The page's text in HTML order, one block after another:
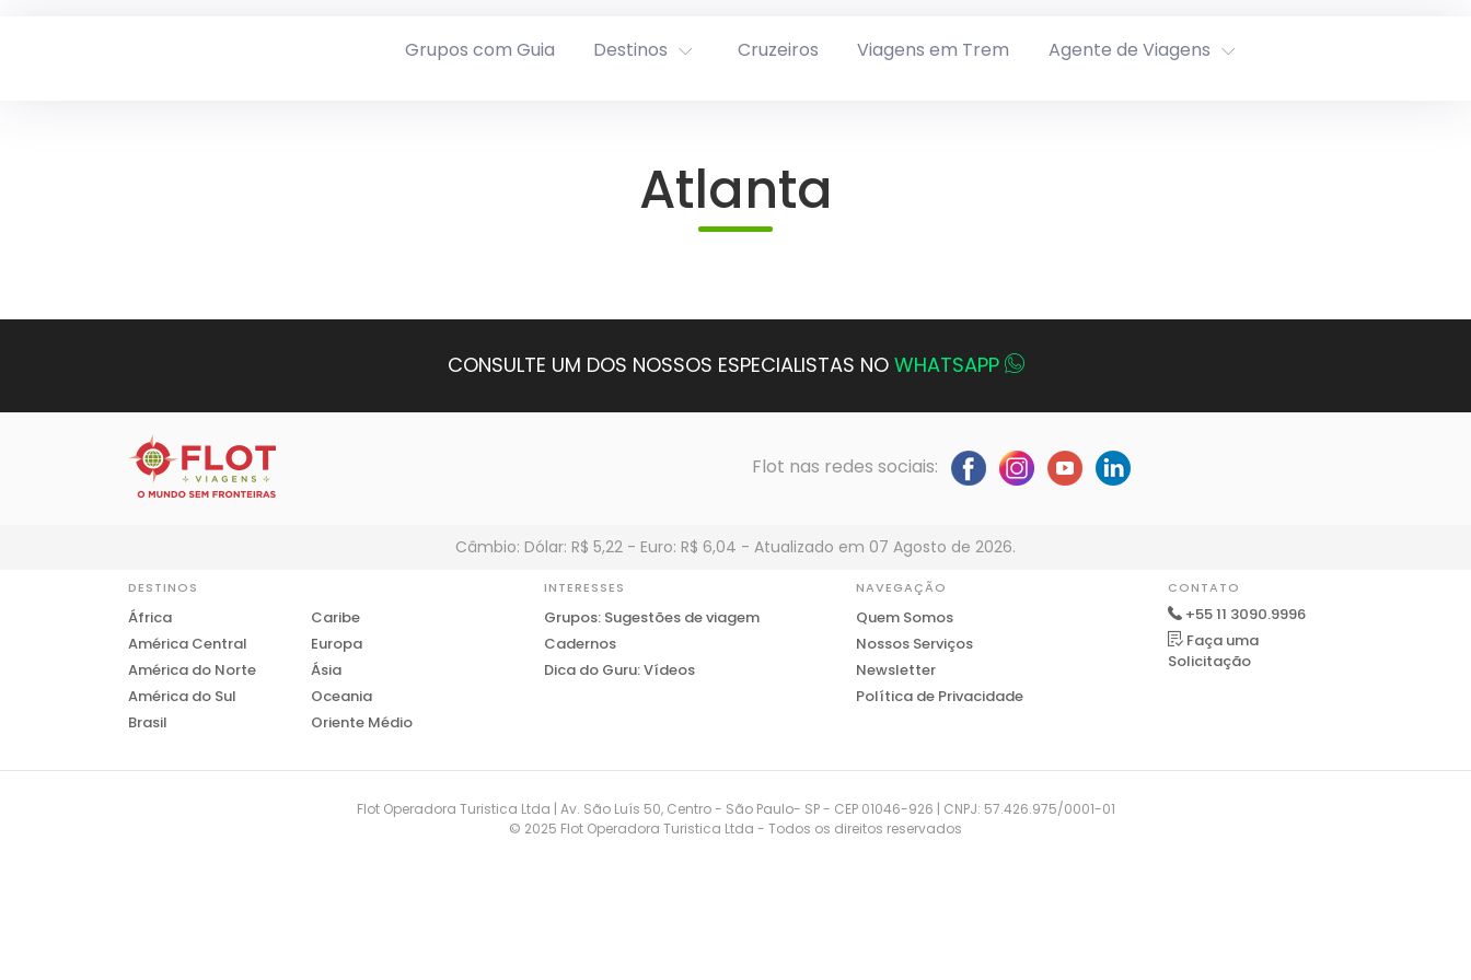
Grupos com Guia Destinos Cruzeiros Viagens em Trem Agente de Viagens
Atlanta
CONSULTE UM DOS NOSSOS ESPECIALISTAS NO WHATSAPP
Flot nas redes sociais:
Câmbio: Dólar: R$ 5,22 - Euro: R$ 6,04 - Atualizado em 07 Agosto de 2026.
DESTINOS
África
América Central
América do Norte
América do Sul
Brasil
Caribe
Europa
Ásia
Oceania
Oriente Médio
INTERESSES
Grupos: Sugestões de viagem
Cadernos
Dica do Guru: Vídeos
NAVEGAÇÃO
Quem Somos
Nossos Serviços
Newsletter
Política de Privacidade
CONTATO
+55 11 3090.9996
Faça uma
Solicitação
Flot Operadora Turistica Ltda | Av. São Luís 50, Centro - São Paulo- SP - CEP 01046-926 | CNPJ: 57.426.975/0001-01
© 2025 Flot Operadora Turistica Ltda - Todos os direitos reservados